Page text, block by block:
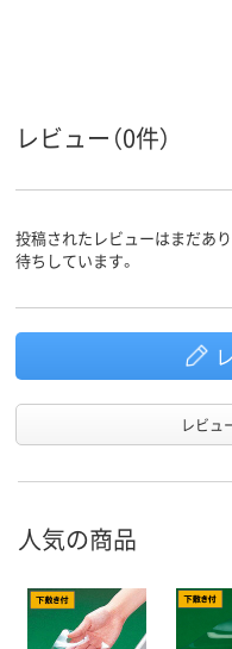
レビュー（0件）
投稿されたレビューはまだあ
待ちしています。
レビュ
人気の商品